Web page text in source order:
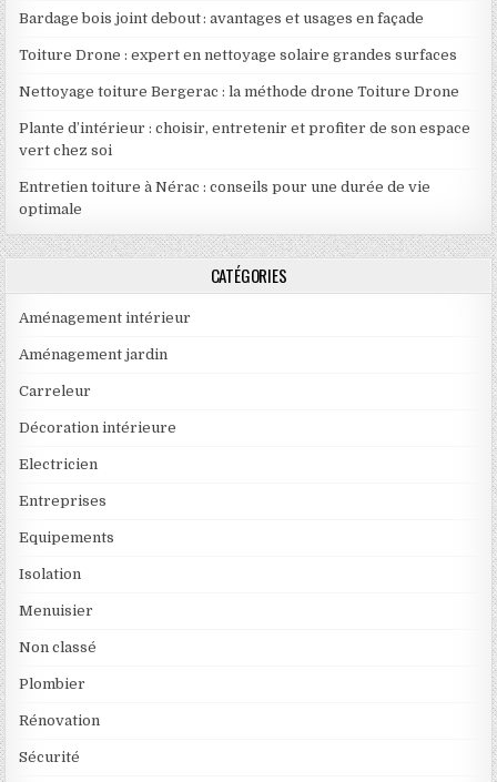
Bardage bois joint debout : avantages et usages en façade
Toiture Drone : expert en nettoyage solaire grandes surfaces
Nettoyage toiture Bergerac : la méthode drone Toiture Drone
Plante d’intérieur : choisir, entretenir et profiter de son espace
vert chez soi
Entretien toiture à Nérac : conseils pour une durée de vie
optimale
CATÉGORIES
Aménagement intérieur
Aménagement jardin
Carreleur
Décoration intérieure
Electricien
Entreprises
Equipements
Isolation
Menuisier
Non classé
Plombier
Rénovation
Sécurité